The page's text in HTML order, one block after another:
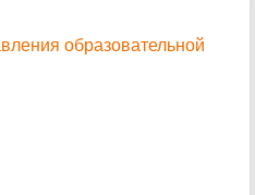
образовательной